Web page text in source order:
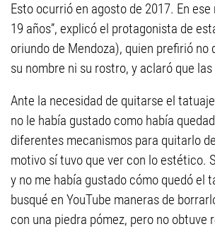
Esto ocurrió en agosto de 2017. En
19 años”, explicó el protagonista de
oriundo de Mendoza), quien prefirió no
su nombre ni su rostro, y aclaró que
Ante la necesidad de quitarse el
no le había gustado como había
diferentes mecanismos para quitarlo
motivo sí tuvo que ver con lo estético.
y no me había gustado cómo quedó el
busqué en YouTube maneras de
con una piedra pómez, pero no obtuve